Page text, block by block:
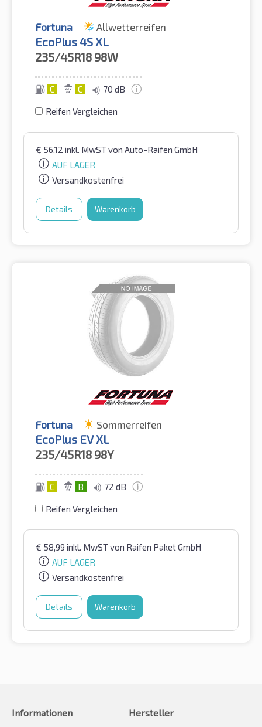
Fortuna Allwetterreifen
EcoPlus 4S XL
235/45R18 98W
C C 70 dB
Reifen Vergleichen
€ 56,12 inkl. MwSTvon Auto-Raifen GmbH
AUF LAGER
Versandkostenfrei
Details Warenkorb
Fortuna Sommerreifen
EcoPlus EV XL
235/45R18 98Y
C B 72 dB
Reifen Vergleichen
€ 58,99 inkl. MwSTvon Raifen Paket GmbH
AUF LAGER
Versandkostenfrei
Details Warenkorb
Informationen
Hersteller